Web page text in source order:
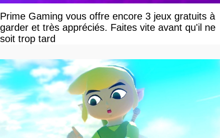
Prime Gaming vous offre encore 3 jeux gratuits à
garder et très appréciés. Faites vite avant qu'il ne
soit trop tard